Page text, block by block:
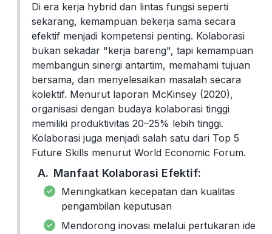
Di era kerja hybrid dan lintas fungsi seperti
sekarang, kemampuan bekerja sama secara
efektif menjadi kompetensi penting. Kolaborasi
bukan sekadar "kerja bareng", tapi kemampuan
membangun sinergi antartim, memahami tujuan
bersama, dan menyelesaikan masalah secara
kolektif. Menurut laporan McKinsey (2020),
organisasi dengan budaya kolaborasi tinggi
memiliki produktivitas 20–25% lebih tinggi.
Kolaborasi juga menjadi salah satu dari Top 5
Future Skills menurut World Economic Forum.
Manfaat Kolaborasi Efektif:
Meningkatkan kecepatan dan kualitas
pengambilan keputusan
Mendorong inovasi melalui pertukaran ide